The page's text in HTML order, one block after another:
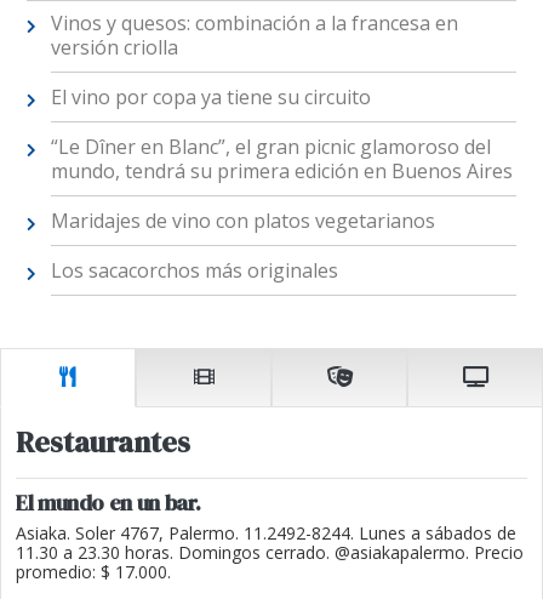
Vinos y quesos: combinación a la francesa en
versión criolla
El vino por copa ya tiene su circuito
“Le Dîner en Blanc”, el gran picnic glamoroso del
mundo, tendrá su primera edición en Buenos Aires
Maridajes de vino con platos vegetarianos
Los sacacorchos más originales
Restaurantes
El mundo en un bar.
Asiaka. Soler 4767, Palermo. 11.2492-8244. Lunes a sábados de
11.30 a 23.30 horas. Domingos cerrado. @asiakapalermo. Precio
promedio: $ 17.000.